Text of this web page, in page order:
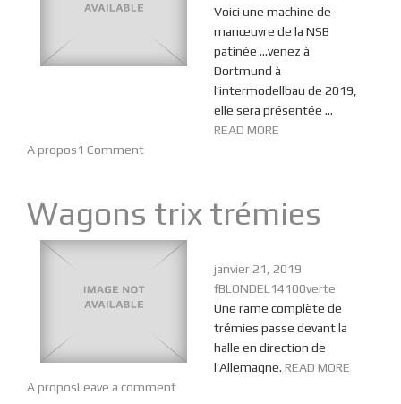
Voici une machine de
manœuvre de la NSB
patinée …venez à
Dortmund à
l’intermodellbau de 2019,
elle sera présentée ...
READ MORE
A propos1 Comment
Wagons trix trémies
janvier 21, 2019
fBLONDEL14100verte
Une rame complète de
trémies passe devant la
halle en direction de
l’Allemagne. READ MORE
A proposLeave a comment